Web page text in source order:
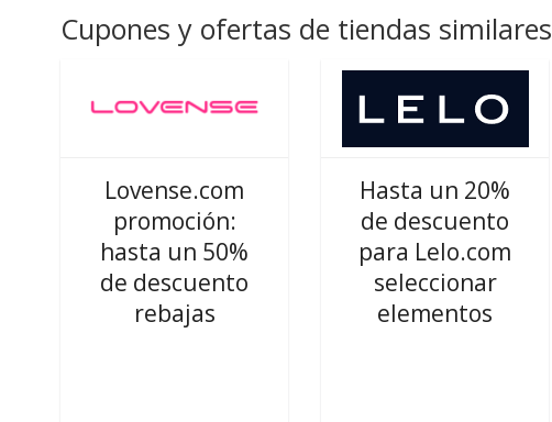
Cupones y ofertas de tiendas similares
Lovense.com
promoción:
hasta un 50%
de descuento
rebajas
Hasta un 20%
de descuento
para Lelo.com
seleccionar
elementos